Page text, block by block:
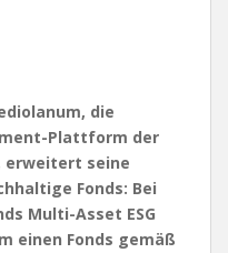
die
Plattform der
erweitert seine
Fonds: Bei
Multi-Asset ESG
einen Fonds gemäß